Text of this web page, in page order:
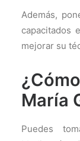
Además,
capacitados
mejorar su
María
Puedes